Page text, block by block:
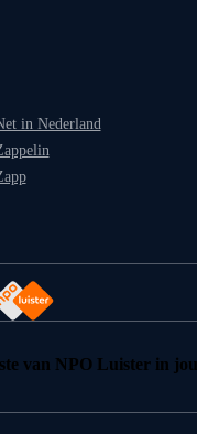
in Nederland
van NPO Luister in